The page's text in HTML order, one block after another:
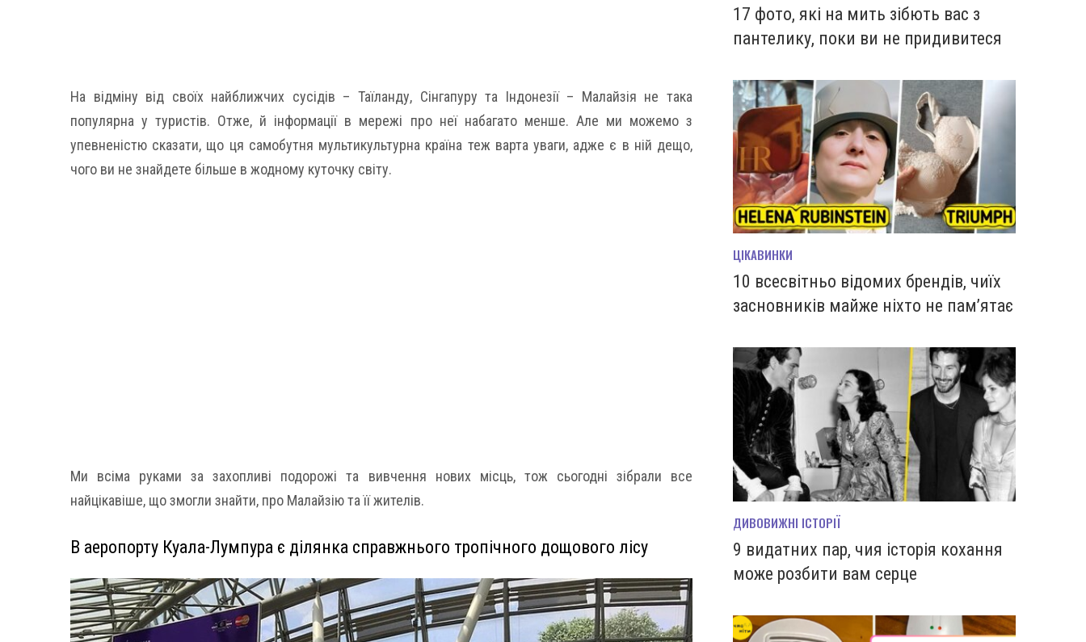
На відміну від своїх найближчих сусідів – Таїланду, Сінгапуру та Індонезії – Малайзія не така
популярна у туристів. Отже, й інформації в мережі про неї набагато менше. Але ми можемо з
упевненістю сказати, що ця самобутня мультикультурна країна теж варта уваги, адже є в ній дещо,
чого ви не знайдете більше в жодному куточку світу.
Ми всіма руками за захопливі подорожі та вивчення нових місць, тож сьогодні зібрали все
найцікавіше, що змогли знайти, про Малайзію та її жителів.
В аеропорту Куала-Лумпура є ділянка справжнього тропічного дощового лісу
17 фото, які на мить зiбють вас з
пантелику, поки ви не придивитеся
ЦІКАВИНКИ
10 всесвітньо відомих брендів, чиїх
засновників майже ніхто не пам’ятає
ДИВОВИЖНІ ІСТОРІЇ
9 видатних пар, чия історія кохання
може розбити вам серце